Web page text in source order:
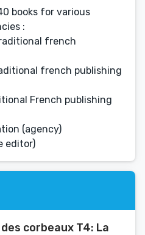
books for various
:
french
french publishing
French publishing
(agency)
editor)
corbeaux T4: La